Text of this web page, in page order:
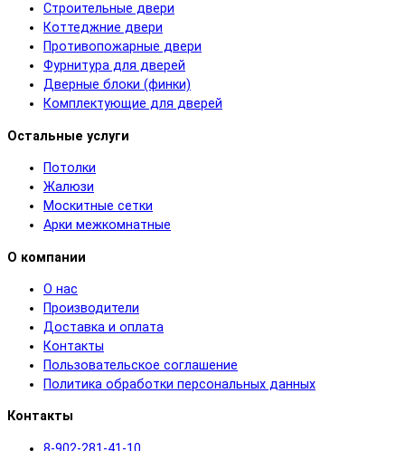
Строительные двери
Коттеджние двери
Противопожарные двери
Фурнитура для дверей
Дверные блоки (финки)
Комплектующие для дверей
Остальные услуги
Потолки
Жалюзи
Москитные сетки
Арки межкомнатные
О компании
О нас
Производители
Доставка и оплата
Контакты
Пользовательское соглашение
Политика обработки персональных данных
Контакты